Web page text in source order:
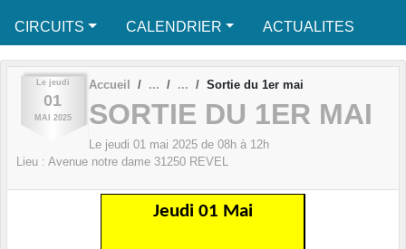
CIRCUITS CALENDRIER ACTUALITES
Le jeudi
01
MAI 2025
Accueil Sortie du 1er mai
SORTIE DU 1ER MAI
Le jeudi 01 mai 2025 de 08h à 12h
Lieu : Avenue notre dame 31250 REVEL
Jeudi 01 Mai